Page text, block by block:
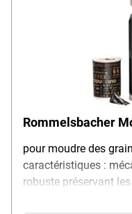
Rommelsbacher
pour moudre des
caractéristiques :
robuste préservant